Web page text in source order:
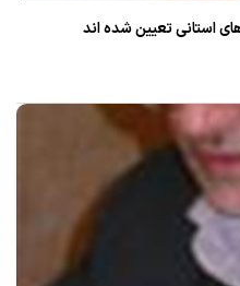
استانی تعیین شده اند